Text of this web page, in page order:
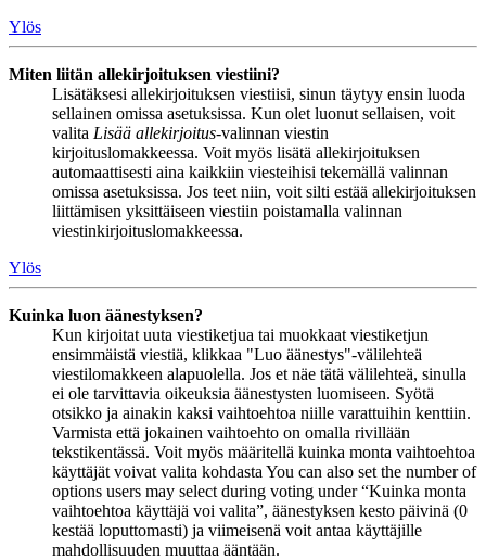
Ylös
Miten liitän allekirjoituksen viestiini?
Lisätäksesi allekirjoituksen viestiisi, sinun täytyy ensin luoda
sellainen omissa asetuksissa. Kun olet luonut sellaisen, voit
valita Lisää allekirjoitus-valinnan viestin
kirjoituslomakkeessa. Voit myös lisätä allekirjoituksen
automaattisesti aina kaikkiin viesteihisi tekemällä valinnan
omissa asetuksissa. Jos teet niin, voit silti estää allekirjoituksen
liittämisen yksittäiseen viestiin poistamalla valinnan
viestinkirjoituslomakkeessa.
Ylös
Kuinka luon äänestyksen?
Kun kirjoitat uuta viestiketjua tai muokkaat viestiketjun
ensimmäistä viestiä, klikkaa "Luo äänestys"-välilehteä
viestilomakkeen alapuolella. Jos et näe tätä välilehteä, sinulla
ei ole tarvittavia oikeuksia äänestysten luomiseen. Syötä
otsikko ja ainakin kaksi vaihtoehtoa niille varattuihin kenttiin.
Varmista että jokainen vaihtoehto on omalla rivillään
tekstikentässä. Voit myös määritellä kuinka monta vaihtoehtoa
käyttäjät voivat valita kohdasta You can also set the number of
options users may select during voting under “Kuinka monta
vaihtoehtoa käyttäjä voi valita”, äänestyksen kesto päivinä (0
kestää loputtomasti) ja viimeisenä voit antaa käyttäjille
mahdollisuuden muuttaa ääntään.